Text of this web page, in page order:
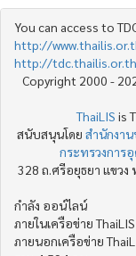
You can access to
http://
http://
Copyright 2000 -
ThaiLIS is
สนับสนุนโดย สำนักงา
กระทรวงการ
328 ถ.ศรีอยุธยา แขวง
กำลัง ออน์ไลน์
ภายในเครือข่าย
ภายนอกเครือข่าย